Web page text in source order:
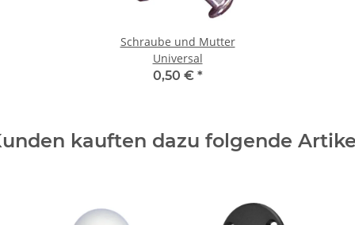
Schraube und Mutter
Universal
0,50 € *
kauften dazu folgende